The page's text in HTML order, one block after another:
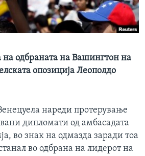
на одбраната на Вашингтон на
опозиција Леополдо
нареди протерување
дипломати од амбасадата
во знак на одмазда заради тоа
во одбрана на лидерот на